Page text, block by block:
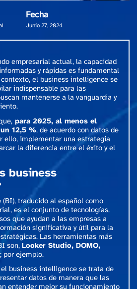
Fecha
Junio 27, 2024
empresarial actual, la capacidad
y rápidas es fundamental
el business intelligence se
indispensable para las
mantenerse a la vanguardia y
para 2025, al menos el
12,5 %, de acuerdo con datos de
ello, implementar una estrategia
la diferencia entre el éxito y el
business
traducido al español como
es el conjunto de tecnologías,
que ayudan a las empresas a
significativa y útil para la
Las herramientas más
son, Looker Studio, DOMO,
; por ejemplo.
business intelligence se trata de
datos de manera que las
entender mejor su funcionamiento